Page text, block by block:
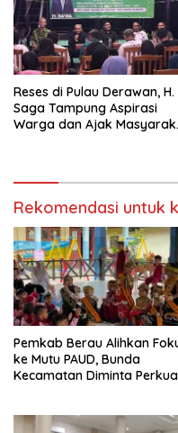
Reses di Pulau Derawan, H.
Saga Tampung Aspirasi
Warga dan Ajak
Rekomendasi untuk
Pemkab Berau Alihkan
ke Mutu PAUD, Bunda
Kecamatan Diminta